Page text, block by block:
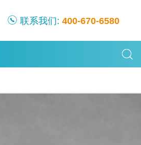
联系我们: 400-670-6580